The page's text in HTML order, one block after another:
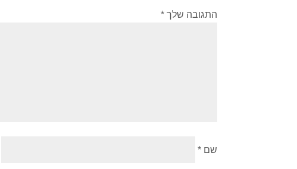
התגובה שלך*
שם*